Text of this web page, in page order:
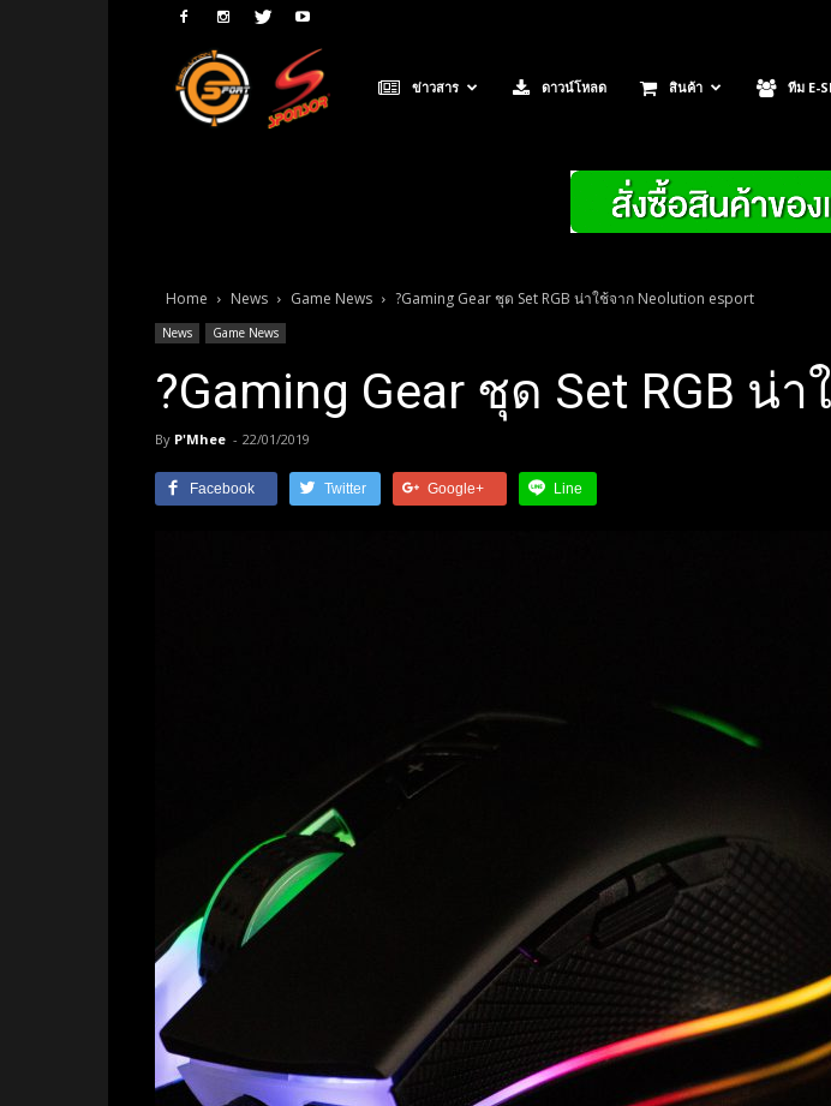
Neolution
ข่าวสาร ดาวน์โหลด สินค้า ทีม E-
Home News Game News ?Gaming Gear ชุด Set RGB น่าใช้จาก Neolution esport
News Game News
?Gaming Gear ชุด Set RGB น่
By P'Mhee - 22/01/2019
Facebook Twitter Google+ Line